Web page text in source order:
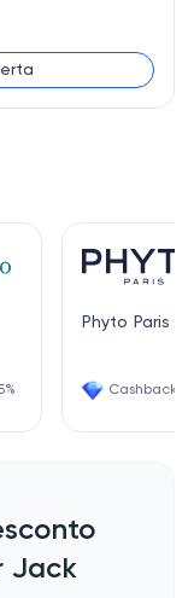
Phyto Paris
Cashback
Jack